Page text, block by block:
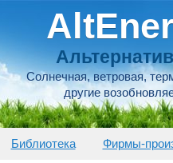
Солнечная, ветровая,
другие
Библиотека Фирмы-